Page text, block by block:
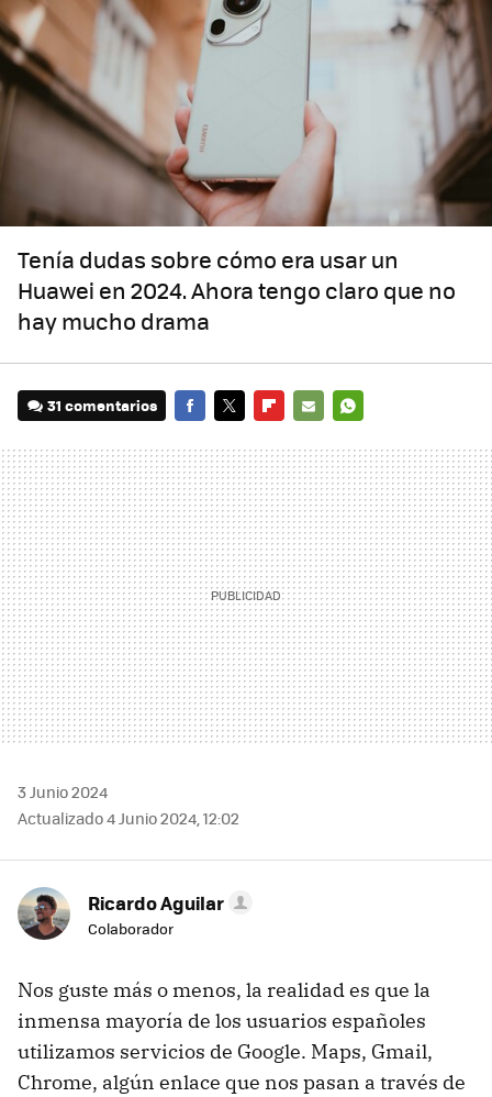
Tenía dudas sobre cómo era usar un
Huawei en 2024. Ahora tengo claro que no
hay mucho drama
31 comentarios
MAIL
3 Junio 2024
Actualizado 4 Junio 2024, 12:02
Ricardo Aguilar
Colaborador
Nos guste más o menos, la realidad es que la
inmensa mayoría de los usuarios españoles
utilizamos servicios de Google. Maps, Gmail,
Chrome, algún enlace que nos pasan a través de